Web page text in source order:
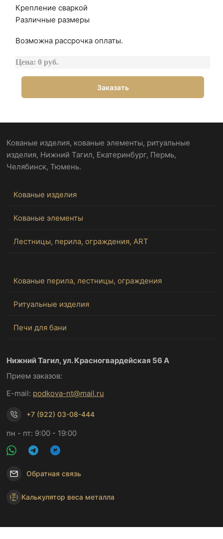
Крепление сваркой
Различные размеры
Возможна рассрочка оплаты.
Цена: 0 руб.
Заказать
Кованые изделия, кованые элементы, ритуальные
изделия, Нижний Тагил, Екатеринбург, Пермь,
Челябинск, Тюмень.
Кованые изделия
Кованые элементы
Лестницы, перила, ограждения, ART
Кованые перила, лестницы, ограждения
Ритуальные изделия
Печи для бани
Нижний Тагил, ул. Красногвардейская 56 А
Прием заказов:
E-mail: podkova-nt@mail.ru
+7 (922) 03-08-444
пн - пт: 9:00 - 19:00
Обратная связь
Калькулятор веса металла